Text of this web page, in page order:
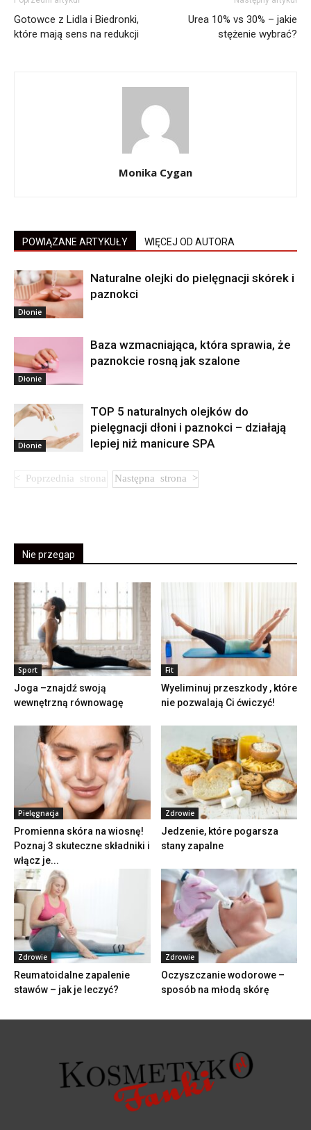
Gotowce z Lidla i Biedronki,
które mają sens na redukcji
Urea 10% vs 30% – jakie
stężenie wybrać?
Monika Cygan
POWIĄZANE ARTYKUŁY WIĘCEJ OD AUTORA
Dłonie
Naturalne olejki do pielęgnacji skórek i
paznokci
Dłonie
Baza wzmacniająca, która sprawia, że
paznokcie rosną jak szalone
Dłonie
TOP 5 naturalnych olejków do
pielęgnacji dłoni i paznokci – działają
lepiej niż manicure SPA
Nie przegap
Sport
Joga –znajdź swoją
wewnętrzną równowagę
Fit
Wyeliminuj przeszkody , które
nie pozwalają Ci ćwiczyć!
Pielęgnacja
Promienna skóra na wiosnę!
Poznaj 3 skuteczne składniki i
włącz je...
Zdrowie
Jedzenie, które pogarsza
stany zapalne
Zdrowie
Reumatoidalne zapalenie
stawów – jak je leczyć?
Zdrowie
Oczyszczanie wodorowe –
sposób na młodą skórę